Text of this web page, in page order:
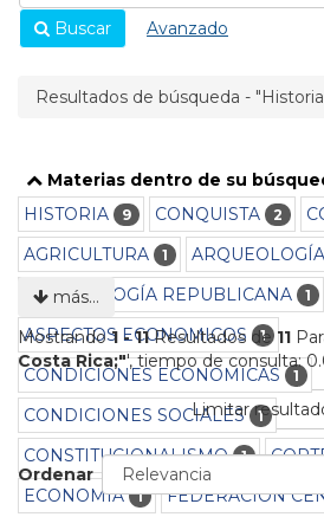
Buscar Avanzado
Resultados de búsqueda -
Materias dentro de su
HISTORIA
9 CONQUISTA 2
AGRICULTURA 1
ARQUEOLOGÍA REPUBLICANA 1
ASPECTOS ECONOMICOS 1
CONDICIONES ECONOMICAS 1
CONDICIONES SOCIALES 1
CONSTITUCIONALISMO 1
ECONOMÍA 1 FEDERACIÓN
más…
Mostrando1 - 11Resultados de11
Costa Rica;"', tiempo de consulta:
Limitar
Ordenar